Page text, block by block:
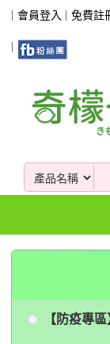
會員登入 免費註
【防疫專